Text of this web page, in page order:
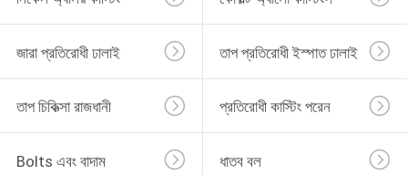
জারা প্রতিরোধী ঢালাই তাপ প্রতিরোধী ইস্পাত ঢালাই
তাপ চিকিত্সা রাজধানী প্রতিরোধী কাস্টিং পরেন
Bolts এবং বাদাম ধাতব বল